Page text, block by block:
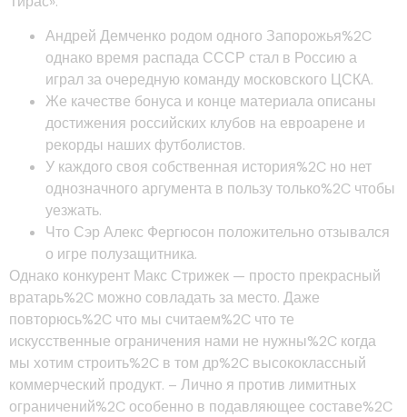
Андрей Демченко родом одного Запорожья%2C
однако время распада СССР стал в Россию а
играл за очередную команду московского ЦСКА.
Же качестве бонуса и конце материала описаны
достижения российских клубов на евроарене и
рекорды наших футболистов.
У каждого своя собственная история%2C но нет
однозначного аргумента в пользу только%2C чтобы
уезжать.
Что Сэр Алекс Фергюсон положительно отзывался
о игре полузащитника.
Однако конкурент Макс Стрижек — просто прекрасный
вратарь%2C можно совладать за место. Даже
повторюсь%2C что мы считаем%2C что те
искусственные ограничения нами не нужны%2C когда
мы хотим строить%2C в том др%2C высококлассный
коммерческий продукт. – Лично я против лимитных
ограничений%2C особенно в подавляющее составе%2C